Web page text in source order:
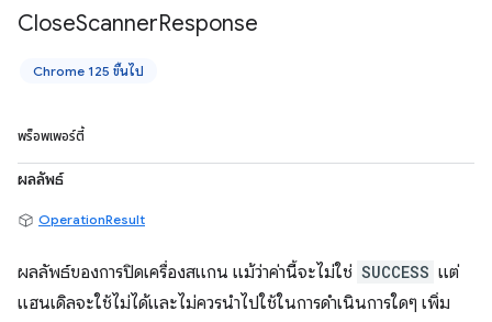
CloseScannerResponse
Chrome 125 ขึ้นไป
พร็อพเพอร์ตี้
ผลลัพธ์
OperationResult
ผลลัพธ์ของการปิดเครื่องสแกน แม้ว่าค่านี้จะไม่ใช่ SUCCESS แต่
แฮนเดิลจะใช้ไม่ได้และไม่ควรนำไปใช้ในการดำเนินการใดๆ เพิ่ม